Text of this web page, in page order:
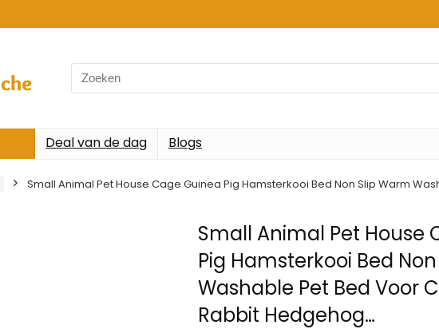
Search
for:
Deal van de dag Blogs
Small Animal Pet House Cage Guinea Pig Hamsterkooi Bed Non Slip Warm
Small Animal Pet House
Pig Hamsterkooi Bed
Washable Pet Bed Voor
Rabbit Hedgehog…